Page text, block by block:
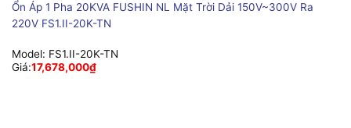
Ổn Áp 1 Pha 20KVA FUSHIN NL Mặt Trời Dải 150V~300V Ra
220V FS1.II-20K-TN
Model: FS1.II-20K-TN
Giá:17,678,000₫